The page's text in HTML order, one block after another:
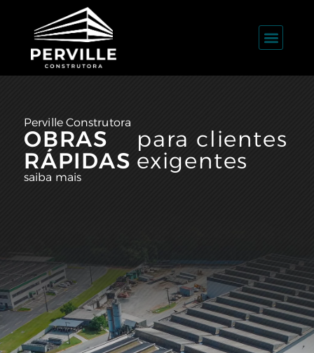
Perville Construtora
OBRAS
RÁPIDAS
para clientes
exigentes
saiba mais